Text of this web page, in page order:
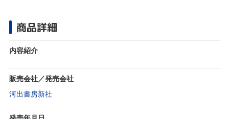
商品詳細
内容紹介
販売会社／発売会社
河出書房新社